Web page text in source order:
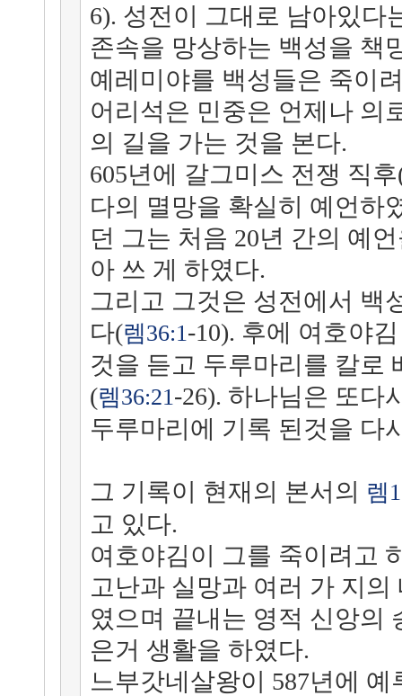
6). 성전이 그대로 남아있다
존속을 망상하는 백성을 책
예레미야를 백성들은 죽이
어리석은 민중은 언제나 의
의 길을 가는 것을 본다.
605년에 갈그미스 전쟁 직후
다의 멸망을 확실히 예언하
던 그는 처음 20년 간의 예
아 쓰 게 하였다.
그리고 그것은 성전에서 백
다(렘36:1-10). 후에 여호야
것을 듣고 두루마리를 칼로
(렘36:21-26). 하나님은 또다
두루마리에 기록 된것을 다
그 기록이 현재의 본서의 렘1
고 있다.
여호야김이 그를 죽이려고
고난과 실망과 여러 가 지
였으며 끝내는 영적 신앙의
은거 생활을 하였다.
느부갓네살왕이 587년에